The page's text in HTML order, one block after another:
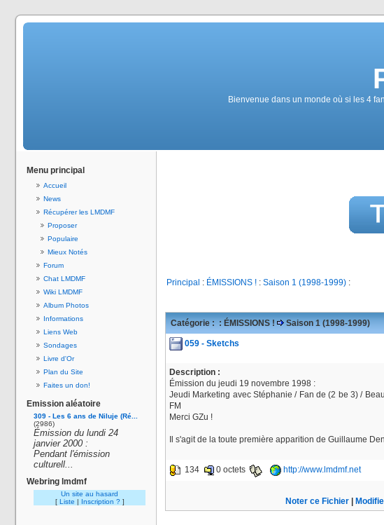
Bienvenue dans un monde où si les 4
Menu principal
Accueil
News
Récupérer les LMDMF
Proposer
Populaire
Mieux Notés
Forum
Chat LMDMF
Wiki LMDMF
Album Photos
Informations
Liens Web
Sondages
Livre d'Or
Plan du Site
Faites un don!
Emission aléatoire
309 - Les 6 ans de Niluje (Ré...
(2986)
Émission du lundi 24
janvier 2000 :
Pendant l'émission
culturell...
Webring lmdmf
Un site au hasard
[ Liste | Inscription ? ]
Principal : ÉMISSIONS ! : Saison 1 (1998-1999) :
Catégorie : : ÉMISSIONS ! Saison 1 (1998-1999)
059 - Sketchs
Description :
Émission du jeudi 19 novembre 1998 :
Jeudi Marketing avec Stéphanie / Fan de (2 be 3) /
FM
Merci GZu !
Il s'agit de la toute première apparition de Guillaume
134 0 octets http://www.lmdmf.net
Noter ce Fichier